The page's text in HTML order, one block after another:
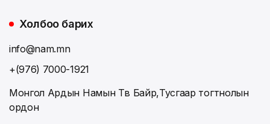
Холбоо барих
info@nam.mn
+(976) 7000-1921
Монгол Ардын Намын Төв Байр,Тусгаар тогтнолын
ордон